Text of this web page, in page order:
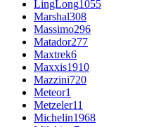
LingLong1055
Marshal308
Massimo296
Matador277
Maxtrek6
Maxxis1910
Mazzini720
Meteor1
Metzeler11
Michelin1968